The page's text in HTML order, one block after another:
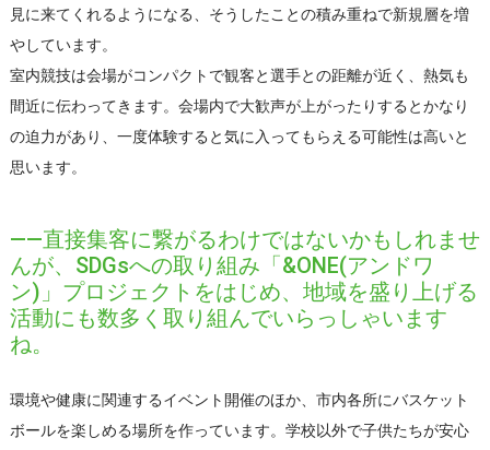
見に来てくれるようになる、そうしたことの積み重ねで新規層を増
やしています。
室内競技は会場がコンパクトで観客と選手との距離が近く、熱気も
間近に伝わってきます。会場内で大歓声が上がったりするとかなり
の迫力があり、一度体験すると気に入ってもらえる可能性は高いと
思います。
――直接集客に繋がるわけではないかもしれませ
んが、SDGsへの取り組み「&ONE(アンドワ
ン)」プロジェクトをはじめ、地域を盛り上げる
活動にも数多く取り組んでいらっしゃいます
ね。
環境や健康に関連するイベント開催のほか、市内各所にバスケット
ボールを楽しめる場所を作っています。学校以外で子供たちが安心